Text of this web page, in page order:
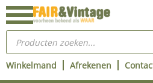
Ga
naar
inhoud
Producten
zoeken
Winkelmand Afrekenen